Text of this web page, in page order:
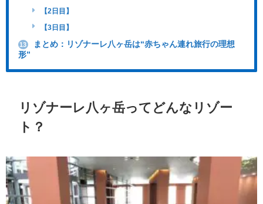
【2日目】
【3日目】
13
まとめ：リゾナーレ八ヶ岳は“赤ちゃん連れ旅行の理想
形”
リゾナーレ八ヶ岳ってどんなリゾー
ト？